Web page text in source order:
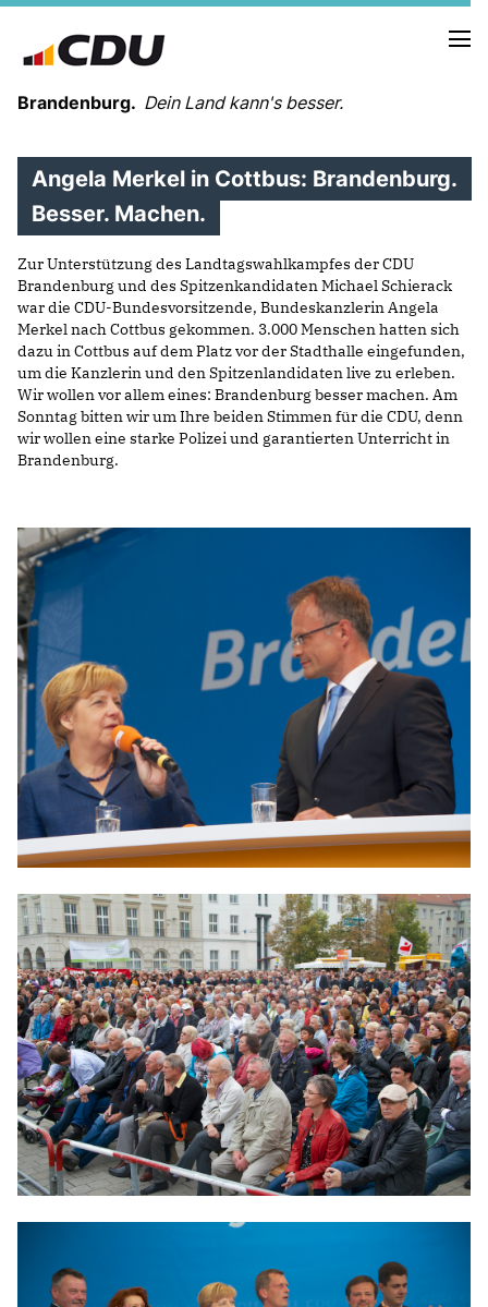
Brandenburg. Dein Land kann's besser.
MELDUNGEN
TERMINE
LANDESVORSTAND
LANDESGESCHÄFTSSTELLE
ORGANISATION
KREISVERBÄNDE
VEREINIGUNGEN UND SONDERORGANISATIONEN
LANDESFACHAUSSCHÜSSE
SATZUNG
IN DER LANDESREGIERUNG
IM BUNDESTAG
IM EUROPÄISCHEN PARLAMENT
NEWSLETTER ABONNIEREN
PROGRAMME
WICHTIGE BESCHLÜSSE DER CDU BRANDENBURG
75 JAHRE CDU BRANDENBURG
PRESSE
SPENDEN
Mitglied werden
Angela Merkel in Cottbus: Brandenburg.
Besser. Machen.
Zur Unterstützung des Landtagswahlkampfes der CDU
Brandenburg und des Spitzenkandidaten Michael Schierack
war die CDU-Bundesvorsitzende, Bundeskanzlerin Angela
Merkel nach Cottbus gekommen. 3.000 Menschen hatten sich
dazu in Cottbus auf dem Platz vor der Stadthalle eingefunden,
um die Kanzlerin und den Spitzenlandidaten live zu erleben.
Wir wollen vor allem eines: Brandenburg besser machen. Am
Sonntag bitten wir um Ihre beiden Stimmen für die CDU, denn
wir wollen eine starke Polizei und garantierten Unterricht in
Brandenburg.